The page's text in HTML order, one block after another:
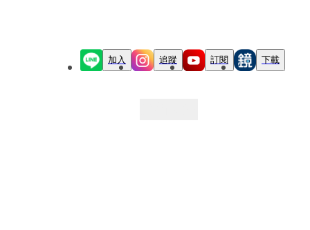
加入 追蹤 訂閱 下載